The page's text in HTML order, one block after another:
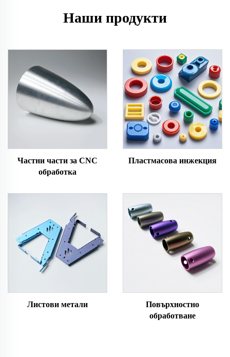
Наши продукти
Частни части за CNC
обработка
Пластмасова инжекция
Листови метали
Повърхностно
обработване